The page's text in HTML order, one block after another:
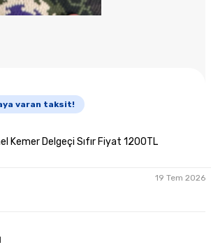
varan taksit!
Kemer Delgeçi Sıfır Fiyat 1200TL
19 Tem 2026